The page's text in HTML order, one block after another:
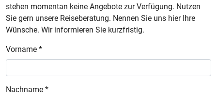
stehen momentan keine Angebote zur Verfügung. Nutzen
Sie gern unsere Reiseberatung. Nennen Sie uns hier Ihre
Wünsche. Wir informieren Sie kurzfristig.
Vorname *
Nachname *